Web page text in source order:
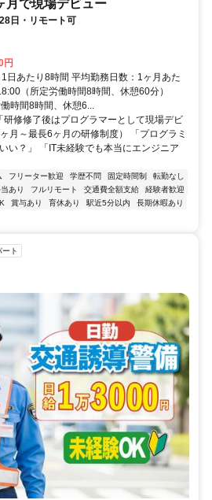
月で現場デビュー
日・リモート可
円
日あたり8時間 平均勤務日数：1ヶ月あた
（所定労働時間8時間、休憩60分）
時間8時間、休憩6...
研修修了後はプログラマーとして現場デビ
月～最長6ヶ月の研修制度） 「プログラミ
い？」 「IT未経験でも本当にエンジニア
フリーター歓迎 学歴不問 固定時間制
転勤なし
あり フルリモート 交通費全額支給
経験者歓迎
賞与あり 育休あり 駅近5分以内
長期休暇あり
ト